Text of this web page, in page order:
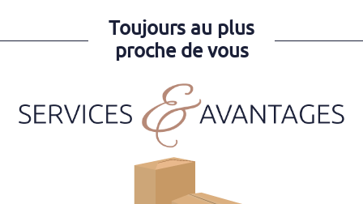
Toujours au plus
proche de vous